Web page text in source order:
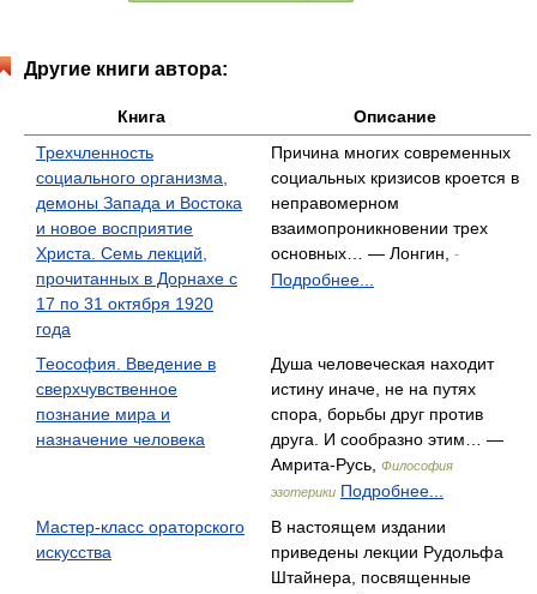
Другие книги автора:
Книга
Описание
Трехчленность
социального организма,
демоны Запада и Востока
и новое восприятие
Христа. Семь лекций,
прочитанных в Дорнахе с
17 по 31 октября 1920
года
Причина многих современных
социальных кризисов кроется в
неправомерном
взаимопроникновении трех
основных… — Лонгин,
-
Подробнее...
Теософия. Введение в
сверхчувственное
познание мира и
назначение человека
Душа человеческая находит
истину иначе, не на путях
спора, борьбы друг против
друга. И сообразно этим… —
Амрита-Русь,
Философия
эзотерики Подробнее...
Мастер-класс ораторского
искусства
В настоящем издании
приведены лекции Рудольфа
Штайнера, посвященные